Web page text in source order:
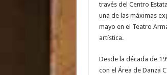
través del Centro
una de las máximas
mayo en el Teatro
artística.
Desde la década de
con el Área de Danza